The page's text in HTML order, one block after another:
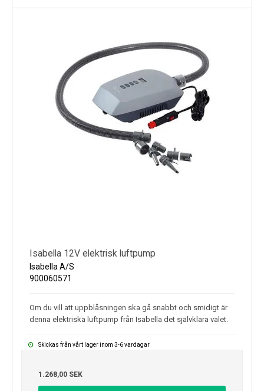
Isabella 12V elektrisk luftpump
Isabella A/S
900060571
Om du vill att uppblåsningen ska gå snabbt och smidigt är
denna elektriska luftpump från Isabella det självklara valet.
Skickas från vårt lager inom 3-6 vardagar
1.268,00 SEK